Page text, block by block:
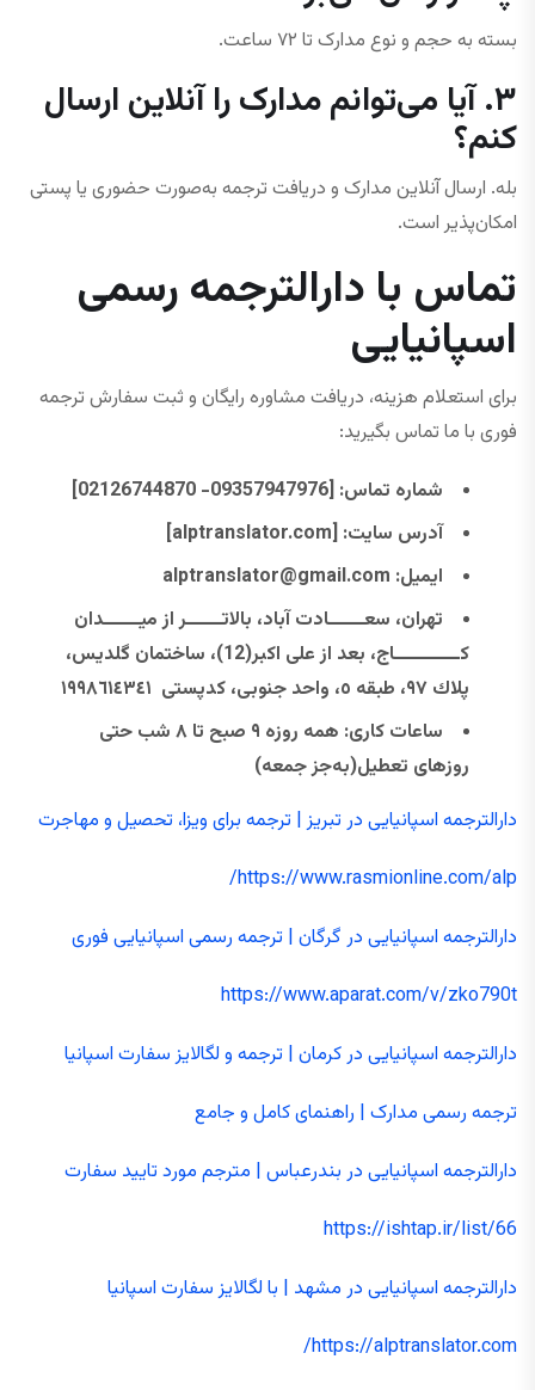
بسته به حجم و نوع مدارک تا ۷۲ ساعت.
۳. آیا می‌توانم مدارک را آنلاین ارسال
کنم؟
بله. ارسال آنلاین مدارک و دریافت ترجمه به‌صورت حضوری یا پستی
امکان‌پذیر است.
تماس با دارالترجمه رسمی
اسپانیایی
برای استعلام هزینه، دریافت مشاوره رایگان و ثبت سفارش ترجمه
فوری با ما تماس بگیرید:
شماره تماس: [09357947976- 02126744870]
آدرس سایت: [alptranslator.com]
ایمیل:
alptranslator@gmail.com
تهران، سعــــــادت آباد، بالاتــــــر از ميــــــدان
كـــــــــــاج، بعد از علی اکبر(12)، ساختمان گلديس،
پلاك ٩٧، طبقه ٥، واحد جنوبی، كدپستی ١٩٩٨٦١٤٣٤١
ساعات کاری: همه ‌روزه ۹ صبح تا ۸ شب حتی
روزهای تعطیل(به‌جز جمعه)
دارالترجمه اسپانیایی در تبریز | ترجمه برای ویزا، تحصیل و مهاجرت
https://www.rasmionline.com/alp/
دارالترجمه اسپانیایی در گرگان | ترجمه رسمی اسپانیایی فوری
https://www.aparat.com/v/zko790t
دارالترجمه اسپانیایی در کرمان | ترجمه و لگالایز سفارت اسپانیا
ترجمه رسمی مدارک | راهنمای کامل و جامع
دارالترجمه اسپانیایی در بندرعباس | مترجم مورد تایید سفارت
https://ishtap.ir/list/66
دارالترجمه اسپانیایی در مشهد | با لگالایز سفارت اسپانیا
https://alptranslator.com/